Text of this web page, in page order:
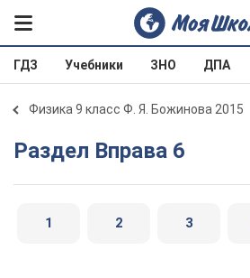
ГДЗ Учебники ЗНО ДПА
Физика 9 класс Ф. Я. Божинова 2015
Раздел Вправа 6
1 2 3